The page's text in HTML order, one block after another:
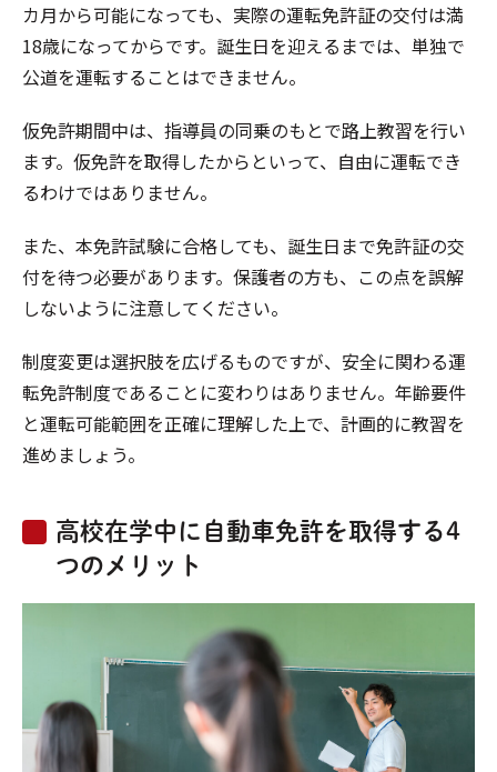
カ月から可能になっても、実際の運転免許証の交付は満
18歳になってからです。誕生日を迎えるまでは、単独で
公道を運転することはできません。
仮免許期間中は、指導員の同乗のもとで路上教習を行い
ます。仮免許を取得したからといって、自由に運転でき
るわけではありません。
また、本免許試験に合格しても、誕生日まで免許証の交
付を待つ必要があります。保護者の方も、この点を誤解
しないように注意してください。
制度変更は選択肢を広げるものですが、安全に関わる運
転免許制度であることに変わりはありません。年齢要件
と運転可能範囲を正確に理解した上で、計画的に教習を
進めましょう。
高校在学中に自動車免許を取得する4
つのメリット